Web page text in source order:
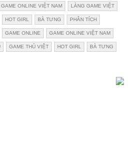
GAME ONLINE VIỆT NAM LÀNG GAME VIỆT
HOT GIRL BÀ TƯNG PHÂN TÍCH
GAME ONLINE GAME ONLINE VIỆT NAM
GAME THỦ VIỆT HOT GIRL BÀ TƯNG